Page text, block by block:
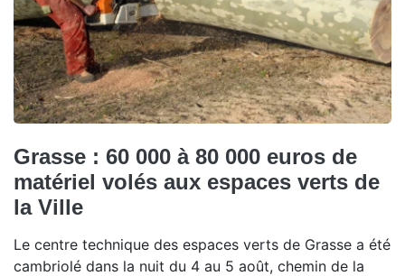
Grasse : 60 000 à 80 000 euros de
matériel volés aux espaces verts de
la Ville
Le centre technique des espaces verts de Grasse a été
cambriolé dans la nuit du 4 au 5 août, chemin de la